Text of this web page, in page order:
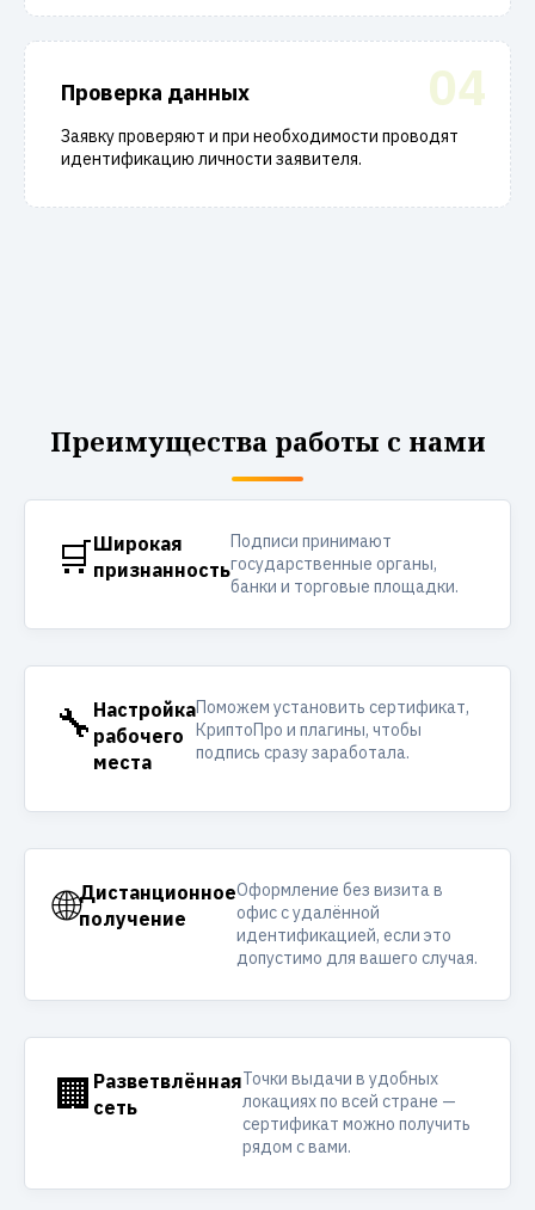
04
Проверка данных
Заявку проверяют и при необходимости проводят
идентификацию личности заявителя.
Преимущества работы с нами
🛒Широкая
признанность
Подписи принимают
государственные органы,
банки и торговые площадки.
🔧 Настройка
рабочего
места
Поможем установить сертификат,
КриптоПро и плагины, чтобы
подпись сразу заработала.
🌐Дистанционное
получение
Оформление без визита в
офис с удалённой
идентификацией, если это
допустимо для вашего случая.
🏢 Разветвлённая
сеть
Точки выдачи в удобных
локациях по всей стране —
сертификат можно получить
рядом с вами.